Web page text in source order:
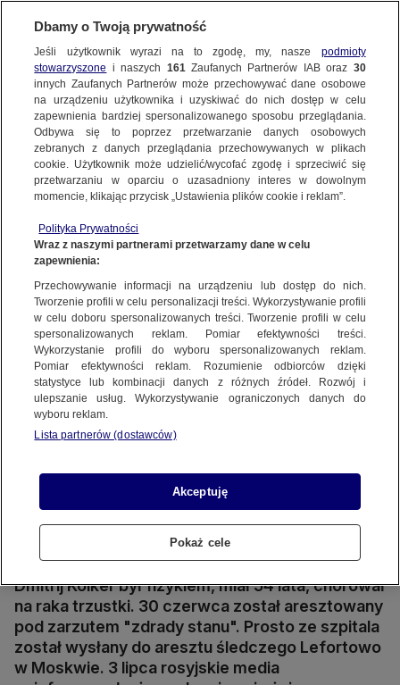
ŚWIAT
Miał raka trzustki, nie mógł samodzielnie
jeść. Naukowiec zmarł kilka
dni po zatrzymaniu pod zarzutem "zdrady
stanu"
3.07.2022, 14:53
Udostępnij
Dmitrij Kolker był fizykiem, miał 54 lata, chorował
na raka trzustki. 30 czerwca został aresztowany
pod zarzutem "zdrady stanu". Prosto ze szpitala
został wysłany do aresztu śledczego Lefortowo
w Moskwie. 3 lipca rosyjskie media
Dbamy o Twoją prywatność
Jeśli użytkownik wyrazi na to zgodę, my, nasze podmioty
stowarzyszone i naszych 161Zaufanych Partnerów IAB oraz 30
innych Zaufanych Partnerów może przechowywać dane osobowe
na urządzeniu użytkownika i uzyskiwać do nich dostęp w celu
zapewnienia bardziej spersonalizowanego sposobu przeglądania.
Odbywa się to poprzez przetwarzanie danych osobowych
zebranych z danych przeglądania przechowywanych w plikach
cookie. Użytkownik może udzielić/wycofać zgodę i sprzeciwić się
przetwarzaniu w oparciu o uzasadniony interes w dowolnym
momencie, klikając przycisk „Ustawienia plików cookie i reklam”.
Polityka Prywatności
Wraz z naszymi partnerami przetwarzamy dane w celu
zapewnienia:
Przechowywanie informacji na urządzeniu lub dostęp do nich.
Tworzenie profili w celu personalizacji treści. Wykorzystywanie profili
w celu doboru spersonalizowanych treści. Tworzenie profili w celu
spersonalizowanych reklam. Pomiar efektywności treści.
Wykorzystanie profili do wyboru spersonalizowanych reklam.
Pomiar efektywności reklam. Rozumienie odbiorców dzięki
statystyce lub kombinacji danych z różnych źródeł. Rozwój i
ulepszanie usług. Wykorzystywanie ograniczonych danych do
wyboru reklam.
Lista partnerów (dostawców)
Akceptuję
Pokaż cele